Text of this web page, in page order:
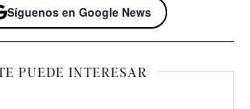
Síguenos en Google News
PUEDE INTERESAR